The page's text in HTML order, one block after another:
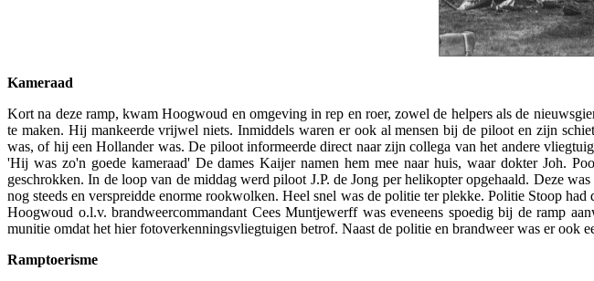
Kameraad
Kort na deze ramp, kwam Hoogwoud en omgeving in rep en roer, zowel de helpers als de
te maken. Hij mankeerde vrijwel niets. Inmiddels waren er ook al mensen bij de piloot en zijn
was, of hij een Hollander was. De piloot informeerde direct naar zijn collega van het andere
'Hij was zo'n goede kameraad' De dames Kaijer namen hem mee naar huis, waar dokter Joh.
geschrokken. In de loop van de middag werd piloot J.P. de Jong per helikopter opgehaald. Deze
nog steeds en verspreidde enorme rookwolken. Heel snel was de politie ter plekke. Politie Stoop
Hoogwoud o.l.v. brandweercommandant Cees Muntjewerff was eveneens spoedig bij de ramp
munitie omdat het hier fotoverkenningsvliegtuigen betrof. Naast de politie en brandweer was er ook
Ramptoerisme